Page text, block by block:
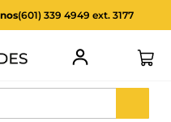
(601) 339 4949 ext. 3177